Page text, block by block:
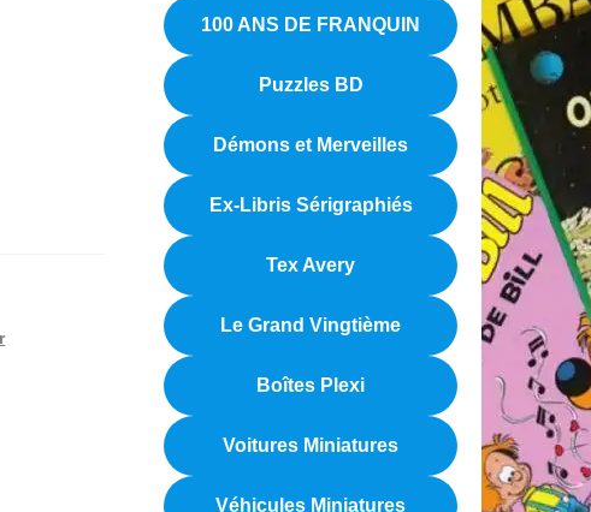
100 ANS DE FRANQUIN
Puzzles BD
Démons et Merveilles
Ex-Libris Sérigraphiés
Tex Avery
Le Grand Vingtième
Boîtes Plexi
Voitures Miniatures
Véhicules Miniatures